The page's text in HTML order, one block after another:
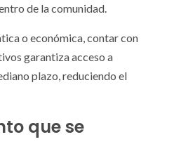
de la comunidad.
o económica, contar con
garantiza acceso a
plazo, reduciendo el
que se